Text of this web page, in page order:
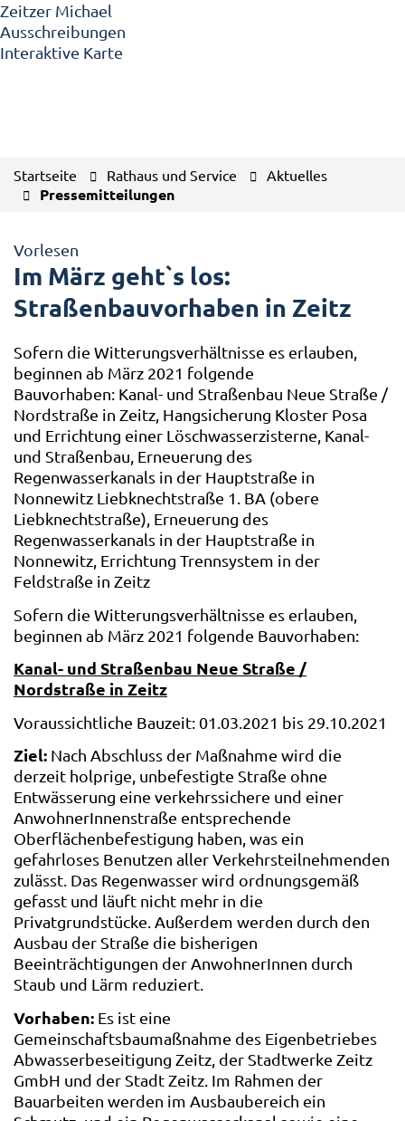
Zeitzer Michael
Ausschreibungen
Interaktive Karte
Startseite Rathaus und Service Aktuelles
Pressemitteilungen
Vorlesen
Im März geht`s los:
Straßenbauvorhaben in Zeitz
Sofern die Witterungsverhältnisse es erlauben,
beginnen ab März 2021 folgende
Bauvorhaben: Kanal- und Straßenbau Neue Straße /
Nordstraße in Zeitz, Hangsicherung Kloster Posa
und Errichtung einer Löschwasserzisterne, Kanal-
und Straßenbau, Erneuerung des
Regenwasserkanals in der Hauptstraße in
Nonnewitz Liebknechtstraße 1. BA (obere
Liebknechtstraße), Erneuerung des
Regenwasserkanals in der Hauptstraße in
Nonnewitz, Errichtung Trennsystem in der
Feldstraße in Zeitz
Sofern die Witterungsverhältnisse es erlauben,
beginnen ab März 2021 folgende Bauvorhaben:
Kanal- und Straßenbau Neue Straße /
Nordstraße in Zeitz
Voraussichtliche Bauzeit: 01.03.2021 bis 29.10.2021
Ziel: Nach Abschluss der Maßnahme wird die
derzeit holprige, unbefestigte Straße ohne
Entwässerung eine verkehrssichere und einer
AnwohnerInnenstraße entsprechende
Oberflächenbefestigung haben, was ein
gefahrloses Benutzen aller Verkehrsteilnehmenden
zulässt. Das Regenwasser wird ordnungsgemäß
gefasst und läuft nicht mehr in die
Privatgrundstücke. Außerdem werden durch den
Ausbau der Straße die bisherigen
Beeinträchtigungen der AnwohnerInnen durch
Staub und Lärm reduziert.
Vorhaben: Es ist eine
Gemeinschaftsbaumaßnahme des Eigenbetriebes
Abwasserbeseitigung Zeitz, der Stadtwerke Zeitz
GmbH und der Stadt Zeitz. Im Rahmen der
Bauarbeiten werden im Ausbaubereich ein